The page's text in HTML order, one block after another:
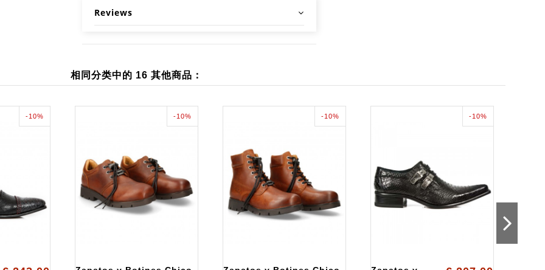
Reviews
相同分类中的 16 其他商品：
-10% -10% -10% -10%